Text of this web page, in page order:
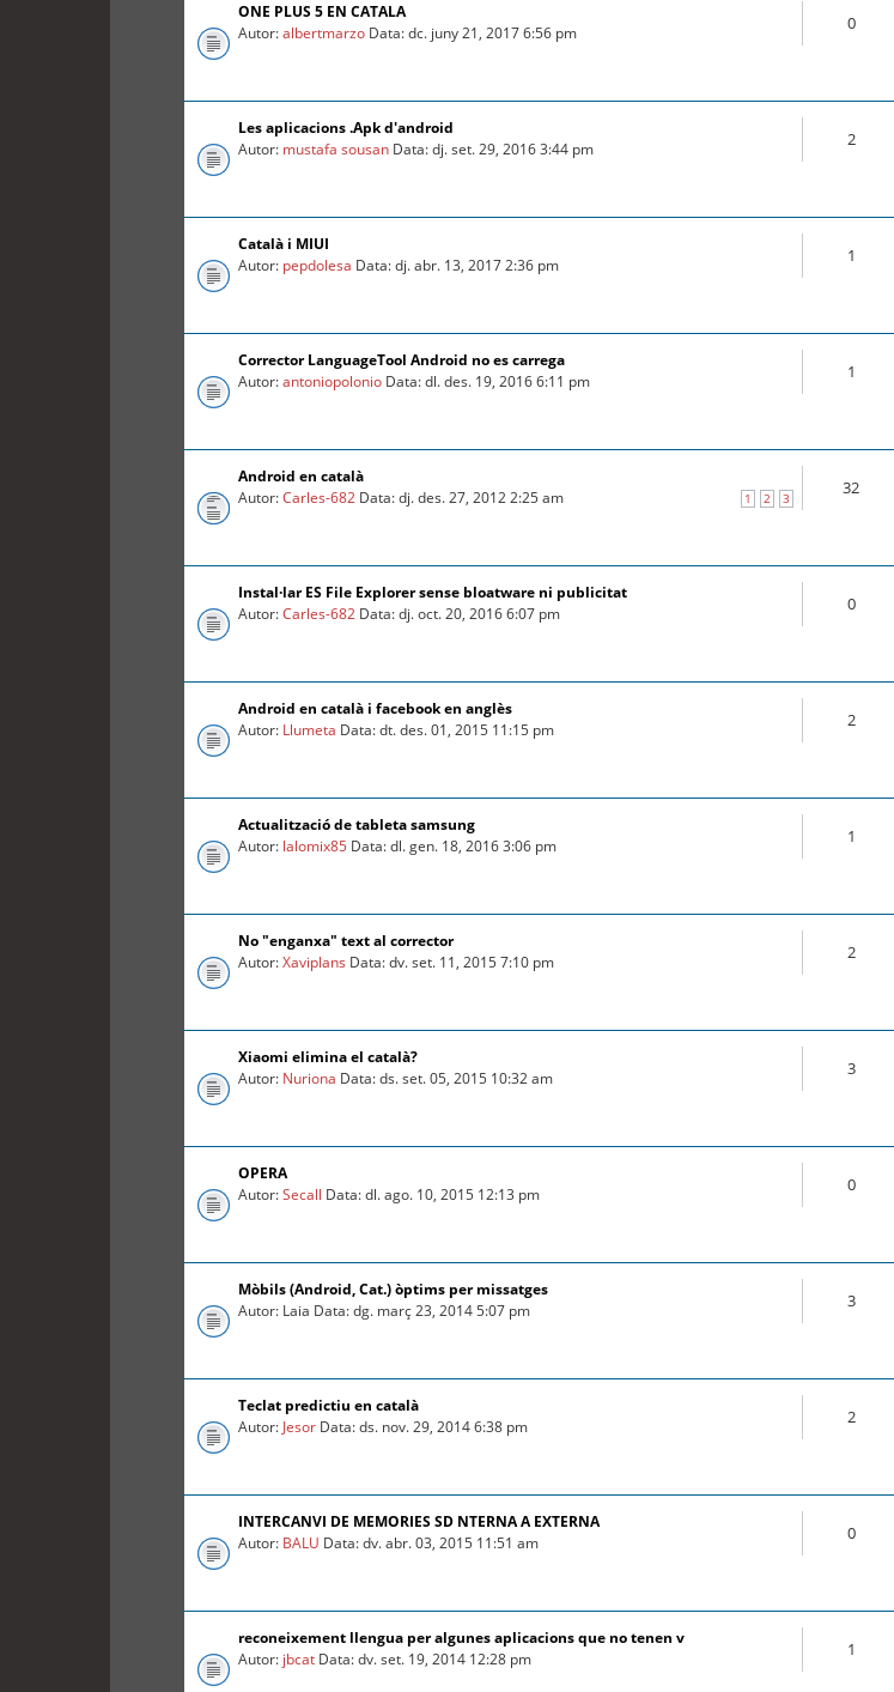
ONE PLUS 5 EN CATALA
Autor:albertmarzo Data: dc. juny 21, 2017 6:56 pm 0
Les aplicacions .Apk d'android
Autor: mustafa sousan Data: dj. set. 29, 2016 3:44 pm 2
Català i MIUI
Autor: pepdolesa Data: dj. abr. 13, 2017 2:36 pm 1
Corrector LanguageTool Android no es carrega
Autor:antoniopolonio Data: dl. des. 19, 2016 6:11 pm 1
Android en català
1 2 3
Autor:Carles-682 Data: dj. des. 27, 2012 2:25 am 32
Instal·lar ES File Explorer sense bloatware ni publicitat
Autor:Carles-682 Data: dj. oct. 20, 2016 6:07 pm 0
Android en català i facebook en anglès
Autor: Llumeta Data: dt. des. 01, 2015 11:15 pm 2
Actualització de tableta samsung
Autor: lalomix85 Data: dl. gen. 18, 2016 3:06 pm 1
No "enganxa" text al corrector
Autor:Xaviplans Data: dv. set. 11, 2015 7:10 pm 2
Xiaomi elimina el català?
Autor: Nuriona Data: ds. set. 05, 2015 10:32 am 3
OPERA
Autor:Secall Data: dl. ago. 10, 2015 12:13 pm 0
Mòbils (Android, Cat.) òptims per missatges
Autor: Laia Data: dg. març 23, 2014 5:07 pm
3
Teclat predictiu en català
Autor: Jesor Data: ds. nov. 29, 2014 6:38 pm 2
INTERCANVI DE MEMORIES SD NTERNA A EXTERNA
Autor: BALU Data: dv. abr. 03, 2015 11:51 am 0
reconeixement llengua per algunes aplicacions que no tenen v
Autor: jbcat Data: dv. set. 19, 2014 12:28 pm 1